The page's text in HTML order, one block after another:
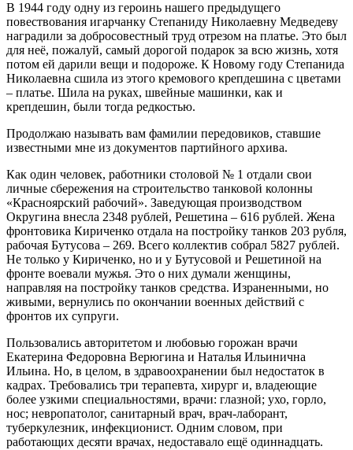
В 1944 году одну из героинь нашего предыдущего
повествования игарчанку Степаниду Николаевну Медведеву
наградили за добросовестный труд отрезом на платье. Это был
для неё, пожалуй, самый дорогой подарок за всю жизнь, хотя
потом ей дарили вещи и подороже. К Новому году Степанида
Николаевна сшила из этого кремового крепдешина с цветами
– платье. Шила на руках, швейные машинки, как и
крепдешин, были тогда редкостью.
Продолжаю называть вам фамилии передовиков, ставшие
известными мне из документов партийного архива.
Как один человек, работники столовой № 1 отдали свои
личные сбережения на строительство танковой колонны
«Красноярский рабочий». Заведующая производством
Округина внесла 2348 рублей, Решетина – 616 рублей. Жена
фронтовика Кириченко отдала на постройку танков 203 рубля,
рабочая Бутусова – 269. Всего коллектив собрал 5827 рублей.
Не только у Кириченко, но и у Бутусовой и Решетиной на
фронте воевали мужья. Это о них думали женщины,
направляя на постройку танков средства. Израненными, но
живыми, вернулись по окончании военных действий с
фронтов их супруги.
Пользовались авторитетом и любовью горожан врачи
Екатерина Федоровна Верюгина и Наталья Ильинична
Ильина. Но, в целом, в здравоохранении был недостаток в
кадрах. Требовались три терапевта, хирург и, владеющие
более узкими специальностями, врачи: глазной; ухо, горло,
нос; невропатолог, санитарный врач, врач-лаборант,
туберкулезник, инфекционист. Одним словом, при
работающих десяти врачах, недоставало ещё одиннадцать.